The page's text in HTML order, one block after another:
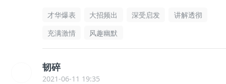
才华爆表 大招频出 深受启发
讲解透彻
充满激情
风趣幽默
韧碎
2021-06-11 19:35